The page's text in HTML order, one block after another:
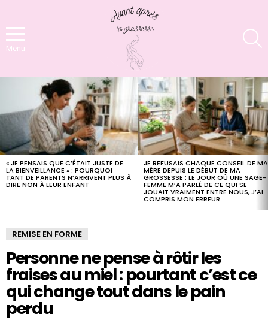
Menu
« JE PENSAIS QUE C’ÉTAIT JUSTE DE
LA BIENVEILLANCE » : POURQUOI
TANT DE PARENTS N’ARRIVENT PLUS À
DIRE NON À LEUR ENFANT
JE REFUSAIS CHAQUE CONSEIL DE MA
MÈRE DEPUIS LE DÉBUT DE MA
GROSSESSE : LE JOUR OÙ UNE SAGE-
FEMME M’A PARLÉ DE CE QUI SE
JOUAIT VRAIMENT ENTRE NOUS, J’AI
COMPRIS MON ERREUR
REMISE EN FORME
Personne ne pense à rôtir les
fraises au miel : pourtant c’est ce
qui change tout dans le pain
perdu